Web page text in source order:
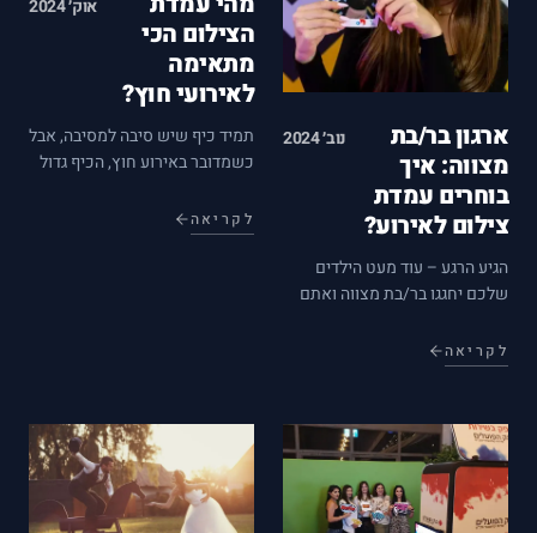
ארגון בר/בת
מצווה: איך
בוחרים עמדת
צילום לאירוע?
נוב׳ 2024
הגיע הרגע – עוד מעט הילדים
שלכם יחגגו בר/בת מצווה ואתם
לאירוע חשוב מאוד ועליכם לבדוק
את האופציות הקיימות בשוק
אפשרויות עבור ארגון הבר / בת…
לקריאה
הצילום הכי
מתאימה
לאירועי חוץ?
אוק׳ 2024
תמיד כיף שיש סיבה למסיבה, אבל
כשמדובר באירוע חוץ, הכיף גדול
החופש והתרוממות הנפש
שכרוכים באירוע באוויר הפתוח,
לקריאה